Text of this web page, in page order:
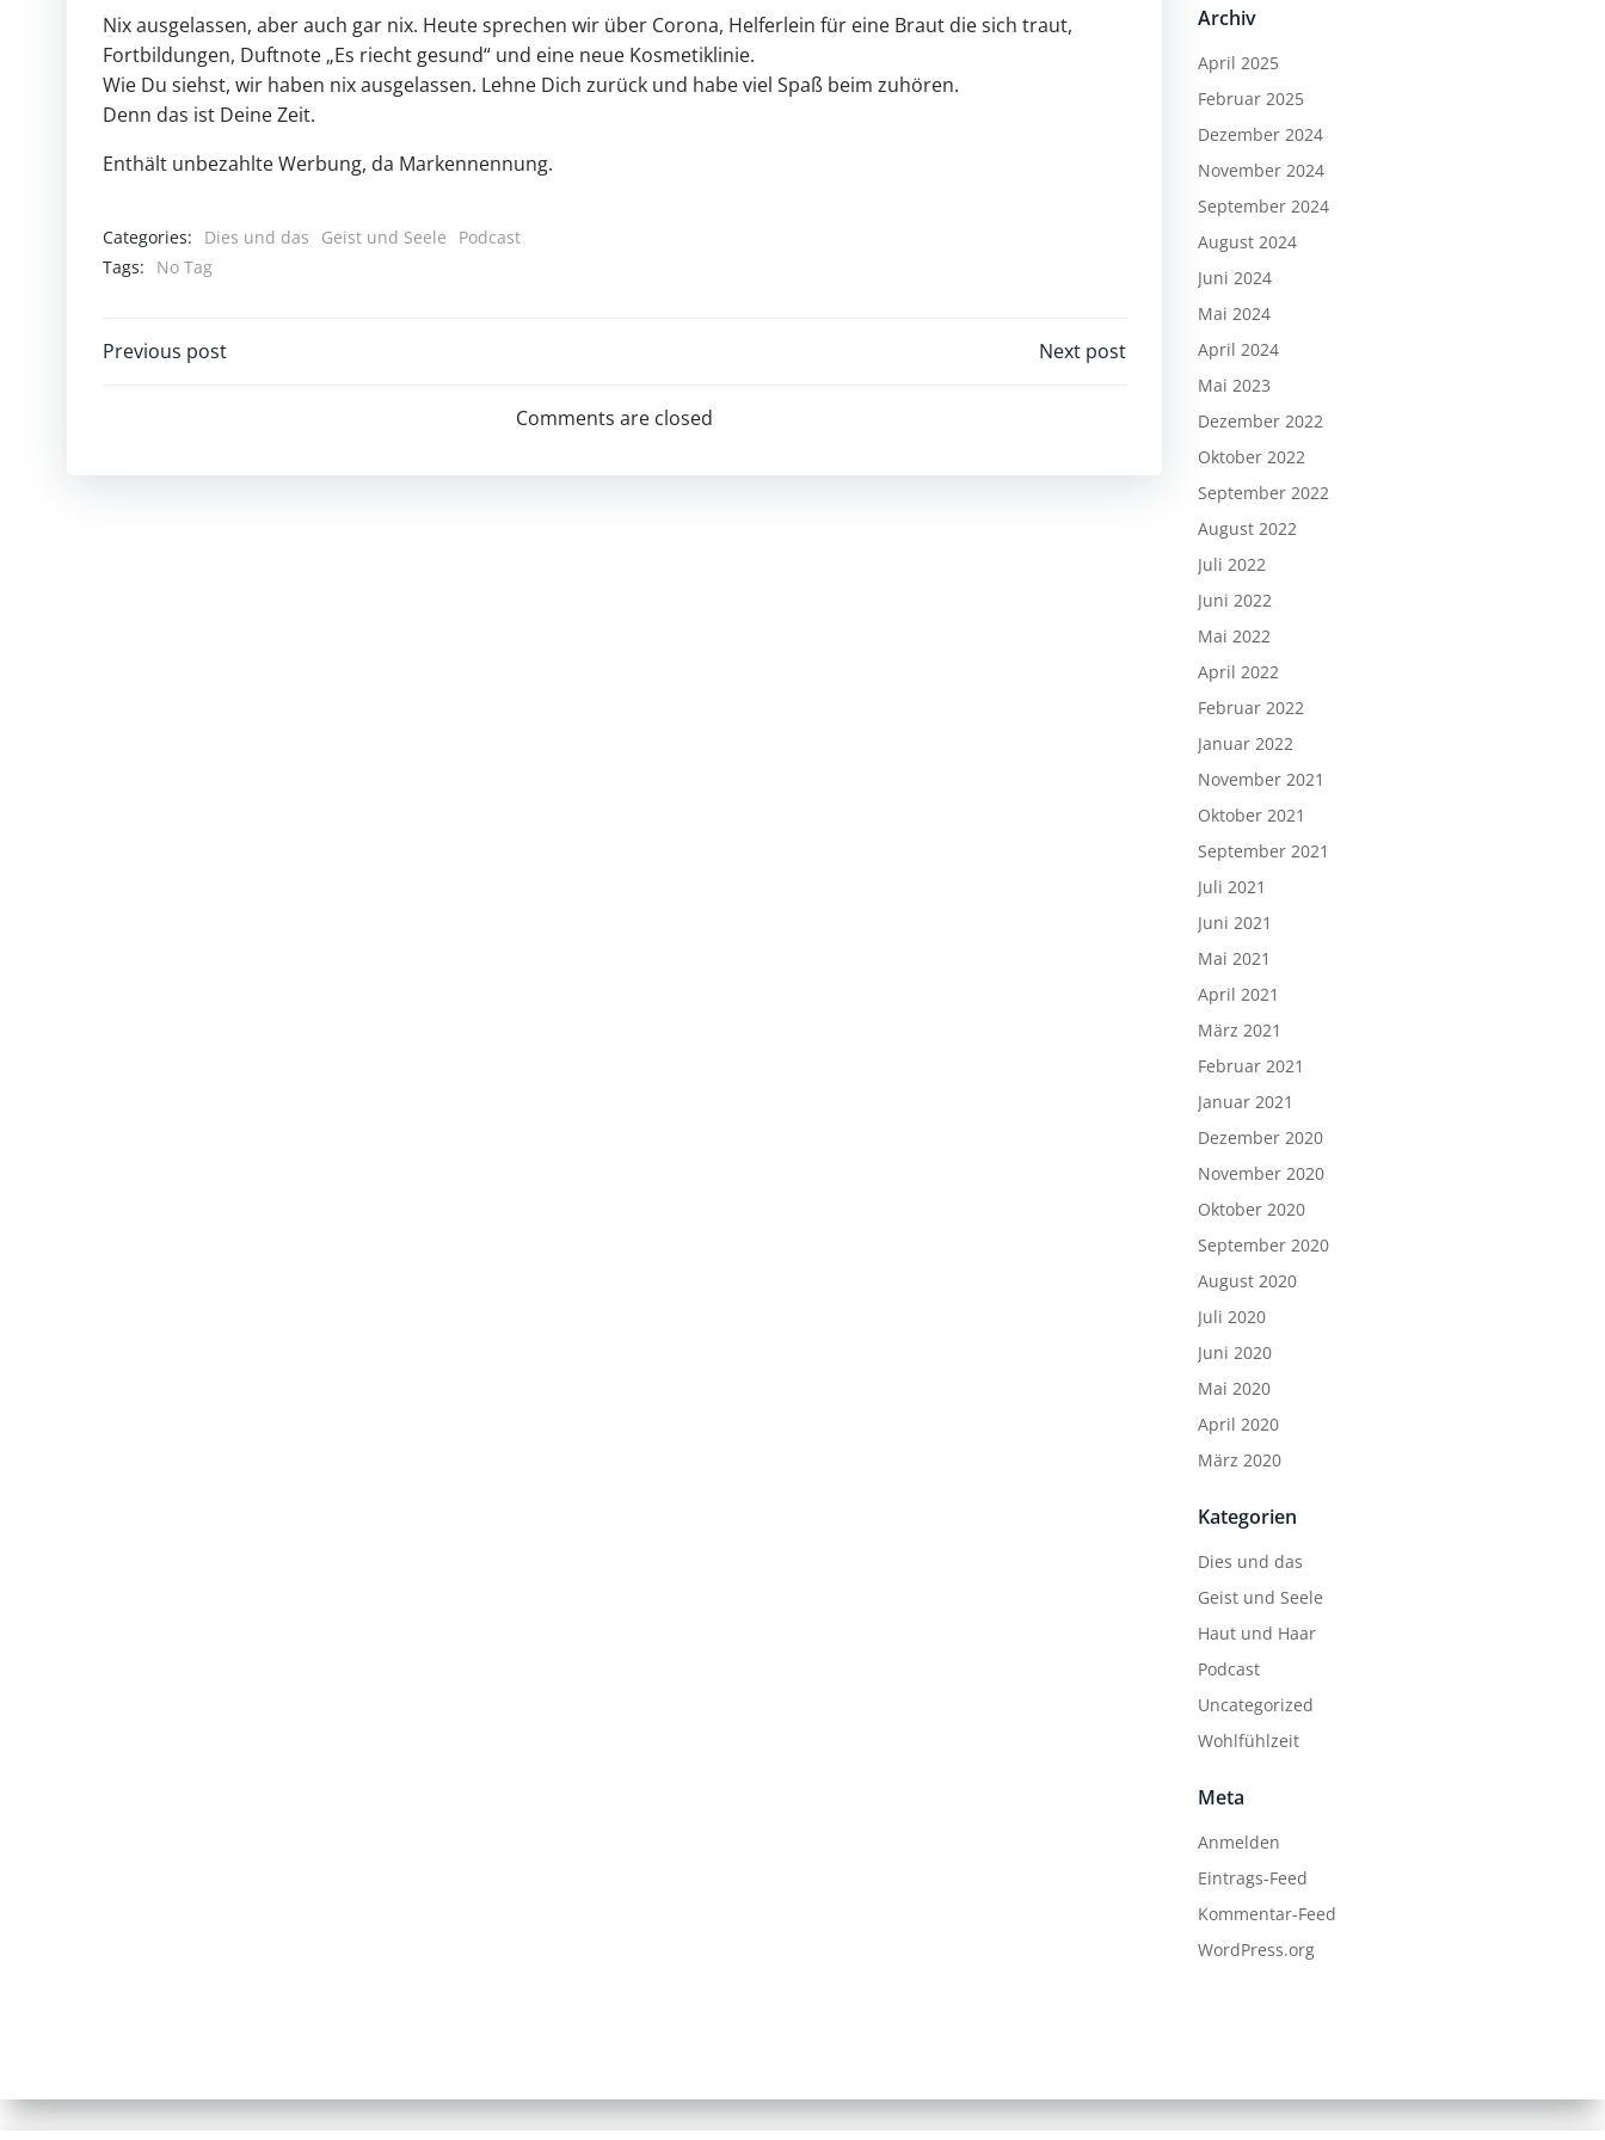
Lautstärke
Nix ausgelassen, aber auch gar nix. Heute sprechen wir über Corona, Helferlein für eine Braut die sich traut,
Fortbildungen, Duftnote „Es riecht gesund“ und eine neue Kosmetiklinie.
Wie Du siehst, wir haben nix ausgelassen. Lehne Dich zurück und habe viel Spaß beim zuhören.
Denn das ist Deine Zeit.
Enthält unbezahlte Werbung, da Markennennung.
Categories: Dies und das Geist und Seele
Podcast
Tags:
No Tag
Post
Previous post
navigation
Next post
Comments are closed
Archiv
April 2025
Februar 2025
Dezember 2024
November 2024
September 2024
August 2024
Juni 2024
Mai 2024
April 2024
Mai 2023
Dezember 2022
Oktober 2022
September 2022
August 2022
Juli 2022
Juni 2022
Mai 2022
April 2022
Februar 2022
Januar 2022
November 2021
Oktober 2021
September 2021
Juli 2021
Juni 2021
Mai 2021
April 2021
März 2021
Februar 2021
Januar 2021
Dezember 2020
November 2020
Oktober 2020
September 2020
August 2020
Juli 2020
Juni 2020
Mai 2020
April 2020
März 2020
Kategorien
Dies und das
Geist und Seele
Haut und Haar
Podcast
Uncategorized
Wohlfühlzeit
Meta
Anmelden
Eintrags-Feed
Kommentar-Feed
WordPress.org